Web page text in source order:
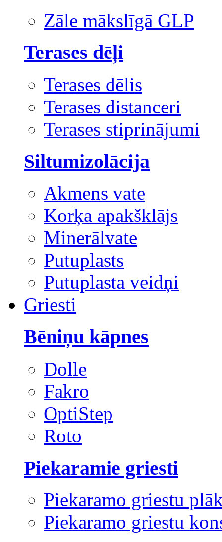
Zāle mākslīgā GLP
Terases dēļi
Terases dēlis
Terases distanceri
Terases stiprinājumi
Siltumizolācija
Akmens vate
Korķa apakšklājs
Minerālvate
Putuplasts
Putuplasta veidņi
Griesti
Bēniņu kāpnes
Dolle
Fakro
OptiStep
Roto
Piekaramie griesti
Piekaramo griestu
Piekaramo griestu